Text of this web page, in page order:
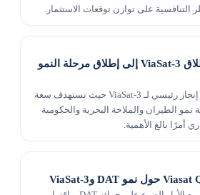
على توازن توقعات الاستثمار.
هل يمكن أن يؤدي إطلاق ViaSat-3 إلى إطلاق مرحلة النمو
تقترب VSAT من تحقيق إنجاز رئيسي لـ ViaSat-3 حيث تستهدف سعة
نمو الطيران والملاحة البحرية والحكومية
أمرًا بالغ الأهمية.